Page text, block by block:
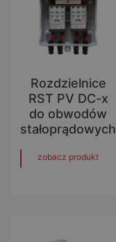
Rozdzielnice
RST PV DC-x
do obwodów
stałoprądowych
zobacz produkt